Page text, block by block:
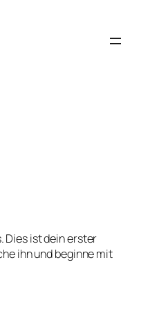
Dies ist dein erster
ihn und beginne mit